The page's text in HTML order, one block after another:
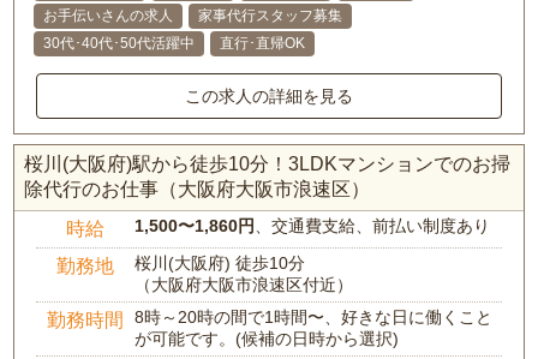
お手伝いさんの求人
家事代行スタッフ募集
30代･40代･50代活躍中
直行･直帰OK
この求人の詳細を見る
桜川(大阪府)駅から徒歩10分！3LDKマンションでのお掃
除代行のお仕事（大阪府大阪市浪速区）
時給 1,500〜1,860円 、交通費支給、前払い制度あり
勤務地
桜川(大阪府) 徒歩10分
（大阪府大阪市浪速区付近）
勤務時間
8時～20時の間で1時間〜、好きな日に働くこと
が可能です。(候補の日時から選択)